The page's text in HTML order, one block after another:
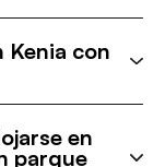
Kenia con
en
parque